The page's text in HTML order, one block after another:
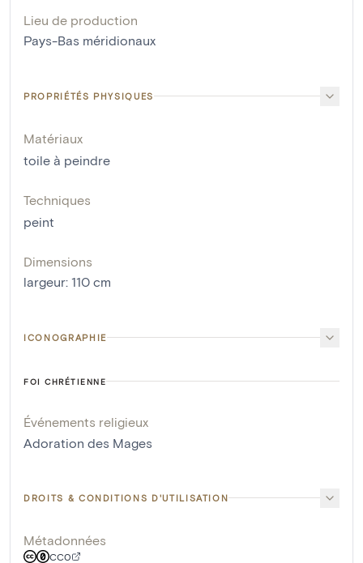
Lieu de production
Pays-Bas méridionaux
PROPRIÉTÉS PHYSIQUES
Matériaux
toile à peindre
Techniques
peint
Dimensions
largeur: 110 cm
ICONOGRAPHIE
FOI CHRÉTIENNE
Événements religieux
Adoration des Mages
DROITS & CONDITIONS D'UTILISATION
Métadonnées
CC0